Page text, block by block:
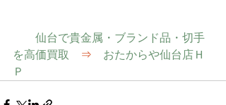
仙台で貴金属・ブランド品・切手
を高価買取
⇒ おたからや仙台店Ｈ
Ｐ